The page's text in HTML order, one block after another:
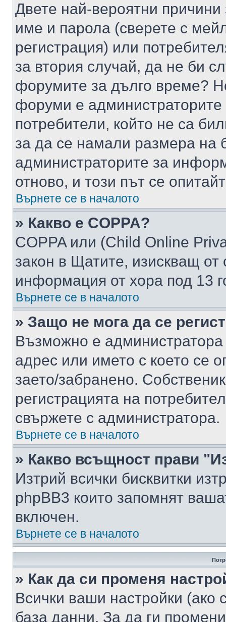
Двете най-вероятни
име и парола (сверете с
регистрация) или
за втория случай, да не би
форумите за дълго време?
форуми е администраторите
потребители, който не са
за да се намали размера на
администраторите за
отново, и този път се
Върнете се в началото
» Какво е COPPA?
COPPA или (Child Online
закон в Щатите, изискващ от
информация от хора под 13
Върнете се в началото
» Защо не мога да се
Възможно е
адрес или името с което се
заето/забранено.
регистрацията на
свържете с администратора.
Върнете се в началото
» Какво всъщност прави
Изтрий всички бисквитки
phpBB3 които запомнят
включен.
Върнете се в началото
» Как да си променя
Всички ваши настройки (ако
база данни. За да ги